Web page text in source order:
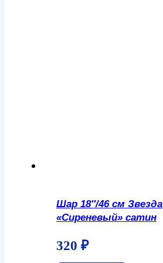
Шар 18″/46 см Звезда
«Сиреневый» сатин
320 ₽